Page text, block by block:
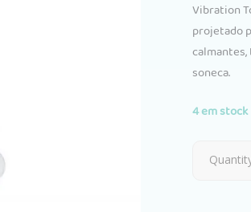
Vibration
projetado
soneca.
4 em stock
Peluche